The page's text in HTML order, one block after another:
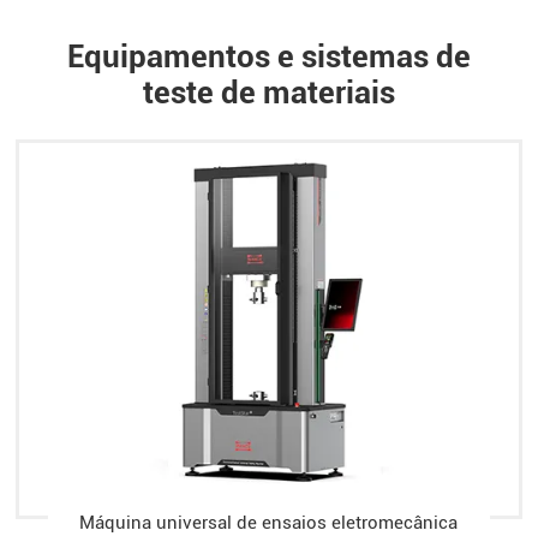
Equipamentos e sistemas de
teste de materiais
Máquina universal de ensaios eletromecânica